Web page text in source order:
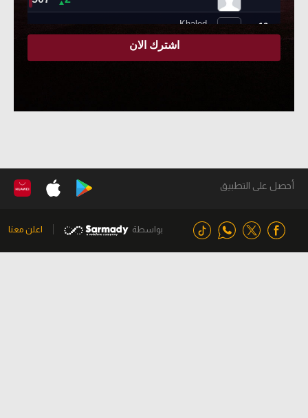
أحصل على التطبيق
بواسطة اعلن معنا